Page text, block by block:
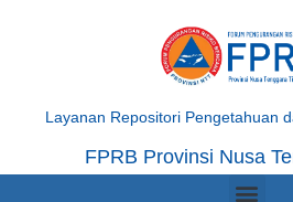
Layanan Repositori Pengetahuan
FPRB Provinsi Nusa